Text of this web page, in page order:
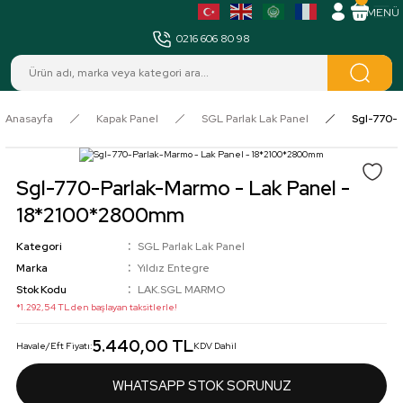
0216 606 80 98
Anasayfa Kapak Panel SGL Parlak Lak Panel Sgl-770-
Sgl-770-Parlak-Marmo - Lak Panel -
18*2100*2800mm
Kategori
SGL Parlak Lak Panel
Marka
Yıldız Entegre
Stok Kodu
LAK.SGL MARMO
*1.292,54 TL den başlayan taksitlerle!
Havale/Eft Fiyatı:5.440,00 TLKDV Dahil
WHATSAPP STOK SORUNUZ